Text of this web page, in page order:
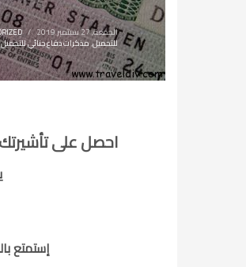
الجمعة, 27 سبتمبر 2019 /
للتحميل,مذكرات دفاع جنائي للتحميل
احصل على
إستمتع